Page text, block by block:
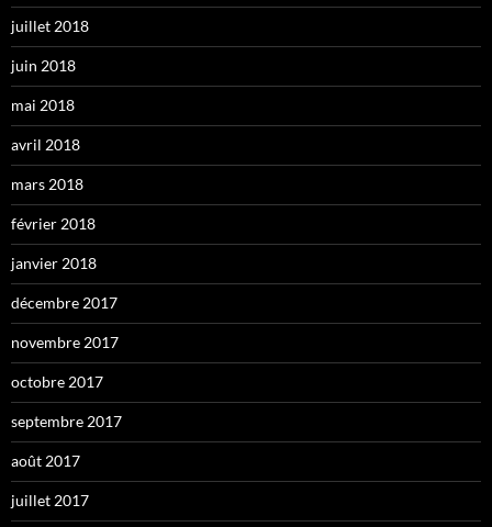
juillet 2018
juin 2018
mai 2018
avril 2018
mars 2018
février 2018
janvier 2018
décembre 2017
novembre 2017
octobre 2017
septembre 2017
août 2017
juillet 2017